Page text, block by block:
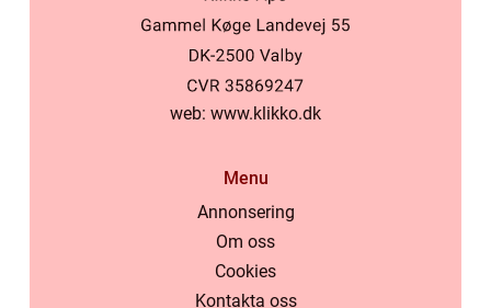
web: www.klikko.dk
Menu
Annonsering
Om oss
Cookies
Kontakta oss